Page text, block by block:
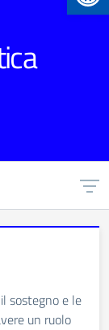
sostegno e le
un ruolo